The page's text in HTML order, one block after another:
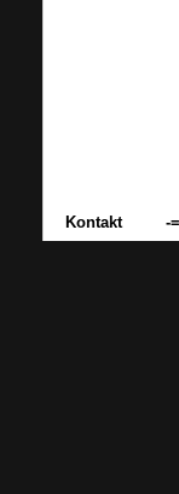
Kontakt -